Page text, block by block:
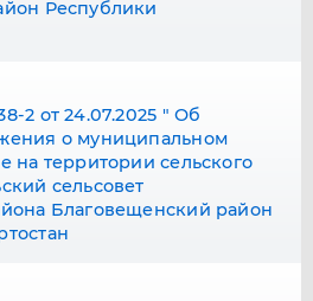
Республики
2 от 24.07.2025 " Об
о муниципальном
на территории сельского
сельсовет
Благовещенский район